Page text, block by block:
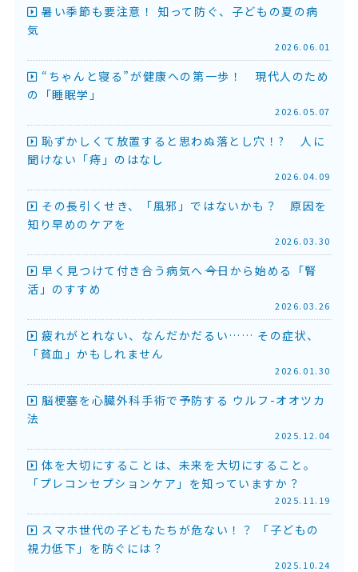
暑い季節も要注意！ 知って防ぐ、子どもの夏の病
気
2026.06.01
“ちゃんと寝る”が健康への第一歩！ 現代人のため
の「睡眠学」
2026.05.07
恥ずかしくて放置すると思わぬ落とし穴！? 人に
聞けない「痔」のはなし
2026.04.09
その長引くせき、「風邪」ではないかも？ 原因を
知り早めのケアを
2026.03.30
早く見つけて付き合う病気へ――今日から始める「腎
活」のすすめ
2026.03.26
疲れがとれない、なんだかだるい…… その症状、
「貧血」かもしれません
2026.01.30
脳梗塞を心臓外科手術で予防する ウルフ-オオツカ
法
2025.12.04
体を大切にすることは、未来を大切にすること。
「プレコンセプションケア」を知っていますか？
2025.11.19
スマホ世代の子どもたちが危ない！？ 「子どもの
視力低下」を防ぐには？
2025.10.24